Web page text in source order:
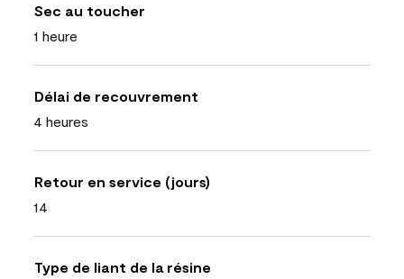
Sec au toucher
1 heure
Délai de recouvrement
4 heures
Retour en service (jours)
14
Type de liant de la résine